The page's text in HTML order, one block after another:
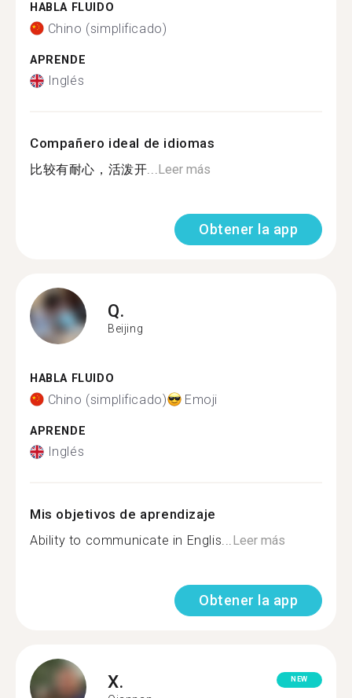
HABLA FLUIDO
Chino (simplificado)
APRENDE
Inglés
Compañero ideal de idiomas
比较有耐心，活泼开...Leer más
Obtener la app
Q.
Beijing
HABLA FLUIDO
Chino (simplificado) Emoji
APRENDE
Inglés
Mis objetivos de aprendizaje
Ability to communicate in Englis...Leer más
Obtener la app
X. NEW